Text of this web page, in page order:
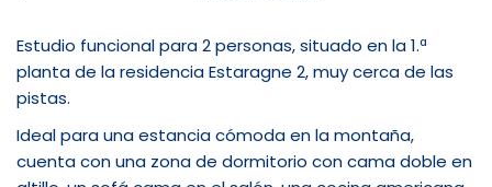
Estudio funcional para 2 personas, situado en la 1.ª
planta de la residencia Estaragne 2, muy cerca de las
pistas.
Ideal para una estancia cómoda en la montaña,
cuenta con una zona de dormitorio con cama doble en